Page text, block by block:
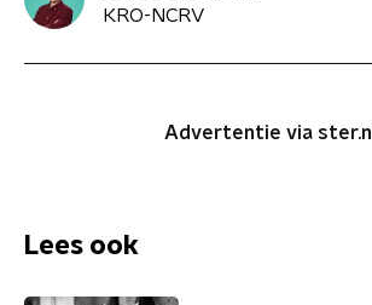
KRO-NCRV
Advertentie via ster.nl
Lees ook